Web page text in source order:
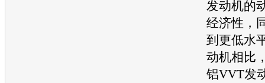
发动机的
经济性，
到更低水
动机相比
铝VVT发